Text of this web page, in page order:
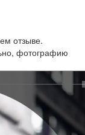
отзыве.
фотографию